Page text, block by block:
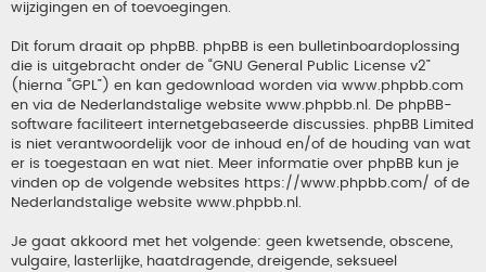
wijzigingen en of toevoegingen.
Dit forum draait op phpBB. phpBB is een bulletinboardoplossing
die is uitgebracht onder de “GNU General Public License v2”
(hierna “GPL”) en kan gedownload worden via www.phpbb.com
en via de Nederlandstalige website www.phpbb.nl . De phpBB-
software faciliteert internetgebaseerde discussies. phpBB Limited
is niet verantwoordelijk voor de inhoud en/of de houding van wat
er is toegestaan en wat niet. Meer informatie over phpBB kun je
vinden op de volgende websites https://www.phpbb.com/ of de
Nederlandstalige website www.phpbb.nl .
Je gaat akkoord met het volgende: geen kwetsende, obscene,
vulgaire, lasterlijke, haatdragende, dreigende, seksueel